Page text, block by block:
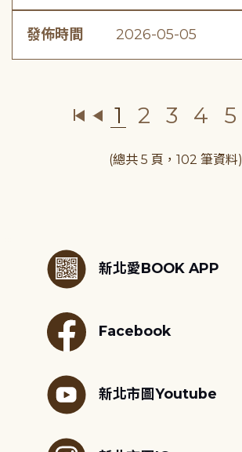
發佈時間 2026-05-05
1 2 3 4 5
(總共 5 頁，102 筆資料)
新北愛BOOK APP
Facebook
新北市圖Youtube